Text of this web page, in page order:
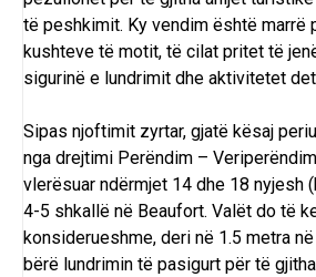
të peshkimit. Ky vendim është marrë
kushteve të motit, të cilat pritet të
sigurinë e lundrimit dhe aktivitetet
Sipas njoftimit zyrtar, gjatë kësaj
nga drejtimi Perëndim –
vlerësuar ndërmjet 14 dhe 18 nyjesh
4-5 shkallë në Beaufort. Valët do të
konsiderueshme, deri në 1.5 metra
bërë lundrimin të pasigurt për të